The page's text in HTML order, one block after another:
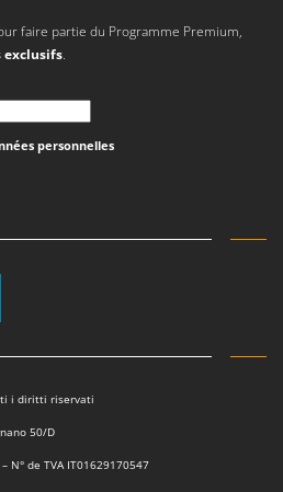
faire partie du Programme Premium,
exclusifs.
personnelles
i diritti riservati
50/D
N° de TVA IT01629170547